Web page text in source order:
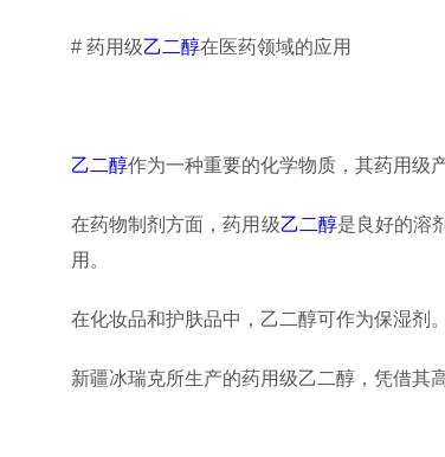
# 药用级乙二醇在医药领域的应用
乙二醇作为一种重要的化学物质，其药用级
在药物制剂方面，药用级乙二醇是良好的溶
用。
在化妆品和护肤品中，乙二醇可作为保湿剂
新疆冰瑞克所生产的药用级乙二醇，凭借其